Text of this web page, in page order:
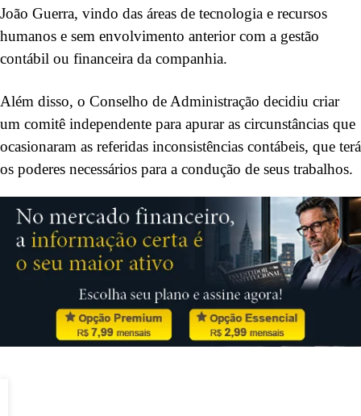
João Guerra, vindo das áreas de tecnologia e recursos
humanos e sem envolvimento anterior com a gestão
contábil ou financeira da companhia.
Além disso, o Conselho de Administração decidiu criar
um comitê independente para apurar as circunstâncias que
ocasionaram as referidas inconsistências contábeis, que terá
os poderes necessários para a condução de seus trabalhos.